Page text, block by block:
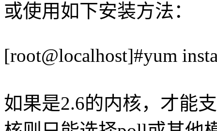
或使用如下安装方法：
[root@localhost]#yum
如果是2.6的内核，才能